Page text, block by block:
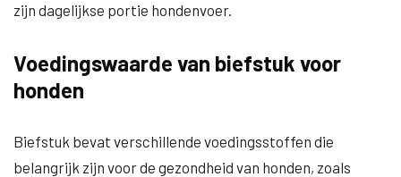
zijn dagelijkse portie hondenvoer.
Voedingswaarde van biefstuk voor
honden
Biefstuk bevat verschillende voedingsstoffen die
belangrijk zijn voor de gezondheid van honden, zoals